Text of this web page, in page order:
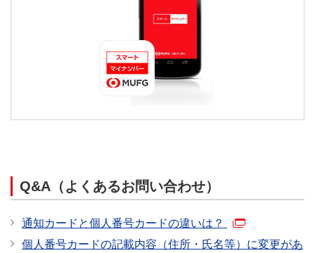
Q&A（よくあるお問い合わせ）
通知カードと個人番号カードの違いは？
個人番号カードの記載内容（住所・氏名等）に変更があ